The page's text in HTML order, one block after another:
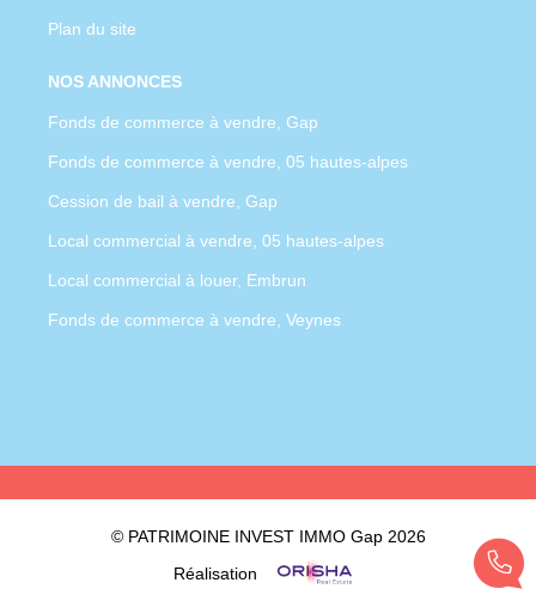
Plan du site
NOS ANNONCES
Fonds de commerce à vendre, Gap
Fonds de commerce à vendre, 05 hautes-alpes
Cession de bail à vendre, Gap
Local commercial à vendre, 05 hautes-alpes
Local commercial à louer, Embrun
Fonds de commerce à vendre, Veynes
© PATRIMOINE INVEST IMMO Gap 2026
Réalisation